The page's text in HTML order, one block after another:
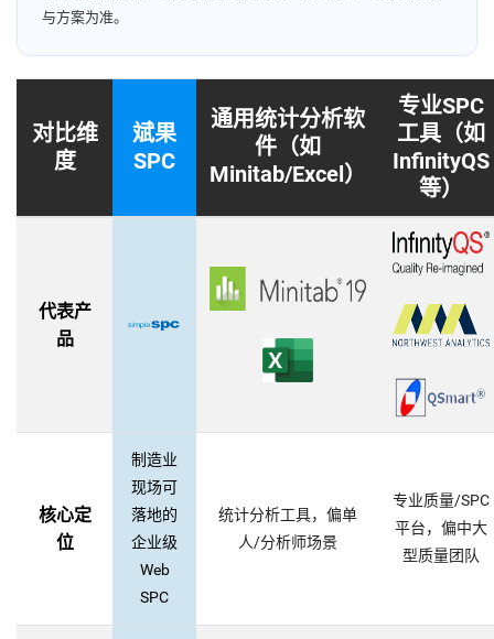
与方案为准。
对比维
度
斌果
SPC
通用统计分析软
件（如
Minitab/Excel）
专业SPC
工具（如
InfinityQS
等）
代表产
品
核心定
位
制造业
现场可
落地的
企业级
Web
SPC
统计分析工具，偏单
人/分析师场景
专业质量/SPC
平台，偏中大
型质量团队